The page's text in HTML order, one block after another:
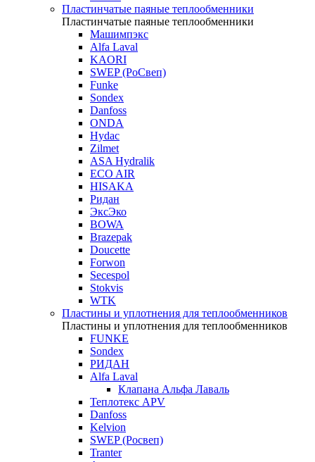
Пластинчатые паяные теплообменники
Пластинчатые паяные теплообменники
Машимпэкс
Alfa Laval
KAORI
SWEP (РоСвеп)
Funke
Sondex
Danfoss
ONDA
Hydac
Zilmet
ASA Hydralik
ECO AIR
HISAKA
Ридан
ЭксЭко
BOWA
Brazepak
Doucette
Forwon
Secespol
Stokvis
WTK
Пластины и уплотнения для теплообменников
Пластины и уплотнения для теплообменников
FUNKE
Sondex
РИДАН
Alfa Laval
Клапана Альфа Лаваль
Теплотекс APV
Danfoss
Kelvion
SWEP (Росвеп)
Tranter